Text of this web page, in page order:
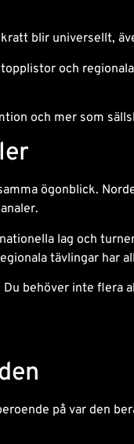
blir universellt,
och
och mer som
ögonblick.
lag och
tävlingar har
behöver inte flera
på var den